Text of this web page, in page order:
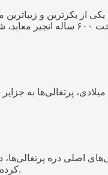
از بکرترین و
خاطر داشتن درخت
در اوایل قرن ۱۶ میلادی،
کرده و به نوعی به نماد دره تبدیل شده است. درخت انجیر معابد به دلیل ریشه‌های هوایی و برگ‌های پهن خود، سایه‌ای خنک و دلپذیر برای بازدیدکنندگان فراهم می‌کند.